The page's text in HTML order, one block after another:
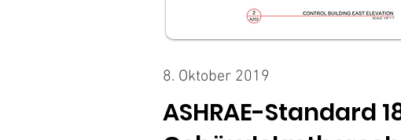
8. Oktober 2019
ASHRAE-Standard